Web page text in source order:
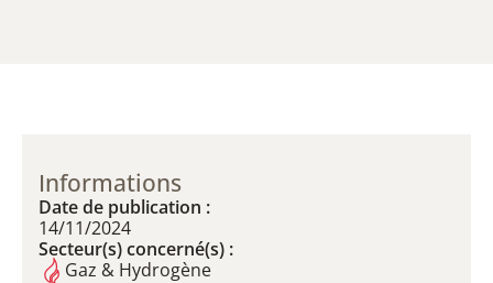
Informations
Date de publication :
14/11/2024
Secteur(s) concerné(s) :
Gaz & Hydrogène